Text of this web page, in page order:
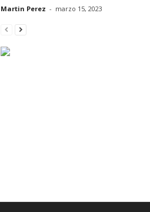
Martin Perez - marzo 15, 2023